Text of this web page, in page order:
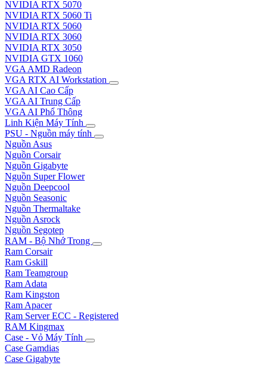
NVIDIA RTX 5070
NVIDIA RTX 5060 Ti
NVIDIA RTX 5060
NVIDIA RTX 3060
NVIDIA RTX 3050
NVIDIA GTX 1060
VGA AMD Radeon
VGA RTX AI Workstation
VGA AI Cao Cấp
VGA AI Trung Cấp
VGA AI Phổ Thông
Linh Kiện Máy Tính
PSU - Nguồn máy tính
Nguồn Asus
Nguồn Corsair
Nguồn Gigabyte
Nguồn Super Flower
Nguồn Deepcool
Nguồn Seasonic
Nguồn Thermaltake
Nguồn Asrock
Nguồn Segotep
RAM - Bộ Nhớ Trong
Ram Corsair
Ram Gskill
Ram Teamgroup
Ram Adata
Ram Kingston
Ram Apacer
Ram Server ECC - Registered
RAM Kingmax
Case - Vỏ Máy Tính
Case Gamdias
Case Gigabyte